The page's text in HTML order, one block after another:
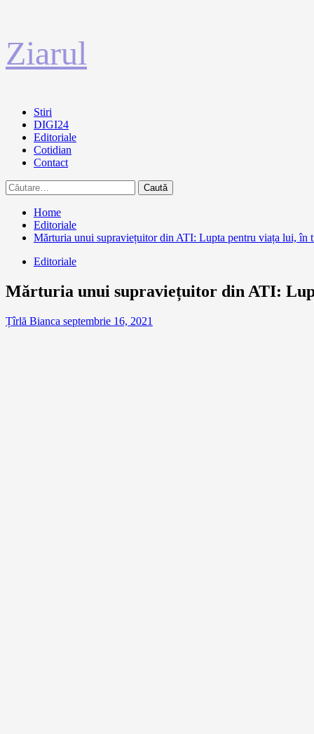
la
conținut
Ziarul
Primary
Menu
Stiri
DIGI24
Editoriale
Cotidian
Contact
Caută
după:
Home
Editoriale
Mărturia unui supraviețuitor din ATI: Lupta pentru viața lui, în
Editoriale
Mărturia unui supraviețuitor din ATI:
Țîrlă Bianca septembrie 16, 2021